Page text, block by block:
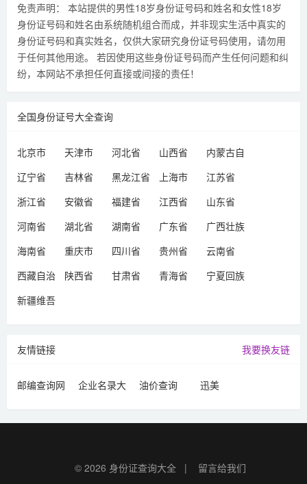
免责声明： 本站提供的男性18岁身份证号码和姓名和女性18岁
身份证号码和姓名由系统随机组合而成，并非现实生活中真实的
身份证号码和真实姓名，仅供大家研究身份证号码使用，请勿用
于任何其他用途。 若因使用这些身份证号码而产生任何问题和纠
纷，本网站不承担任何直接或间接的责任！
全国身份证号大全查询
北京市 天津市 河北省 山西省
内蒙古自
治区
辽宁省 吉林省 黑龙江省 上海市
江苏省
浙江省
安徽省 福建省 江西省
山东省
河南省
湖北省 湖南省 广东省
广西壮族
自治区
海南省 重庆市 四川省 贵州省
云南省
西藏自治
区
陕西省 甘肃省 青海省
宁夏回族
新疆维吾
友情链接 我要换友链
邮编查询网
企业名录大
油价查询 迅美
© 2026 身份证查询大全 | 留言给我们